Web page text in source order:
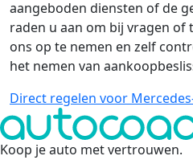
aangeboden diensten of de
raden u aan om bij vragen
ons op te nemen en zelf
het nemen van
Direct regelen voor
Koop je auto met vertrouwen.